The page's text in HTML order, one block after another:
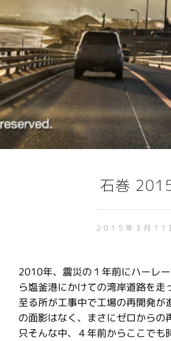
石巻
2015年3月11
2010年、震災の１年前にハーレ
ら塩釜港にかけての湾岸道路を走
至る所が工事中で工場の再開発が
の面影はなく、まさにゼロからの
只そんな中、４年前からここでも